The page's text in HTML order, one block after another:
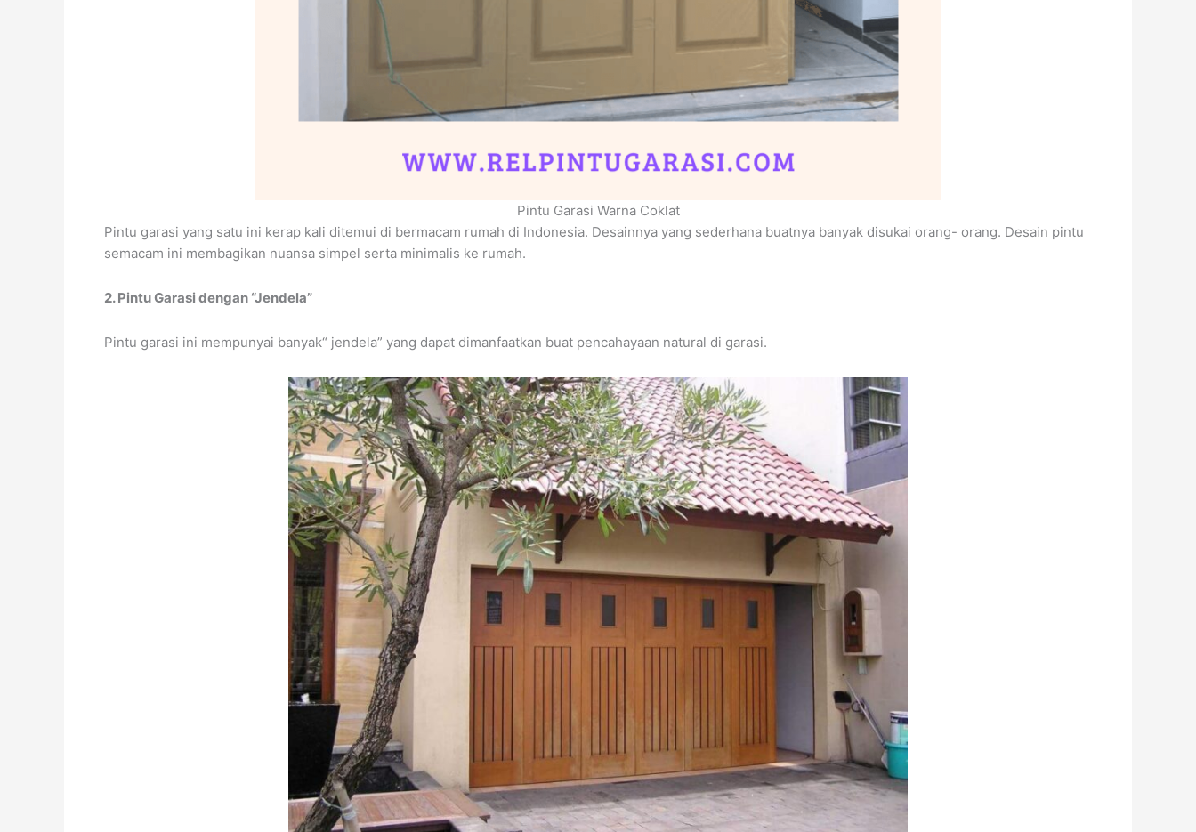
Pintu Garasi Warna Coklat
Pintu garasi yang satu ini kerap kali ditemui di bermacam rumah di Indonesia. Desainnya yang sederhana buatnya banyak disukai orang- orang. Desain pintu
semacam ini membagikan nuansa simpel serta minimalis ke rumah.
2. Pintu Garasi dengan “Jendela”
Pintu garasi ini mempunyai banyak“ jendela” yang dapat dimanfaatkan buat pencahayaan natural di garasi.